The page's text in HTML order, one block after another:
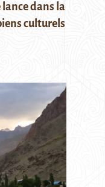
lance dans la
culturels